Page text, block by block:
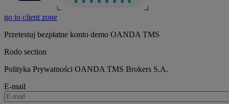
go to client zone
Przetestuj bezpłatne konto demo OANDA TMS
Rodo section
Polityka Prywatności OANDA TMS Brokers S.A.
E-mail